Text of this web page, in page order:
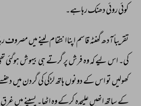
کوئی روئی دھنک رہاہے۔
تقریباً آدھ گھنٹہ قاسم اپناا نتقام لینے میں مصروف
کی۔ اس لیے کہ وہ فرش پر گرتے ہی بیہوش ہوگئی
کھولیں تو اس کے دونوں ہاتھ لڑکی کی گردن میں
کے ساتھ انھیں علیحدہ کرکے وہ اٹھا۔ پسینے میں غرق